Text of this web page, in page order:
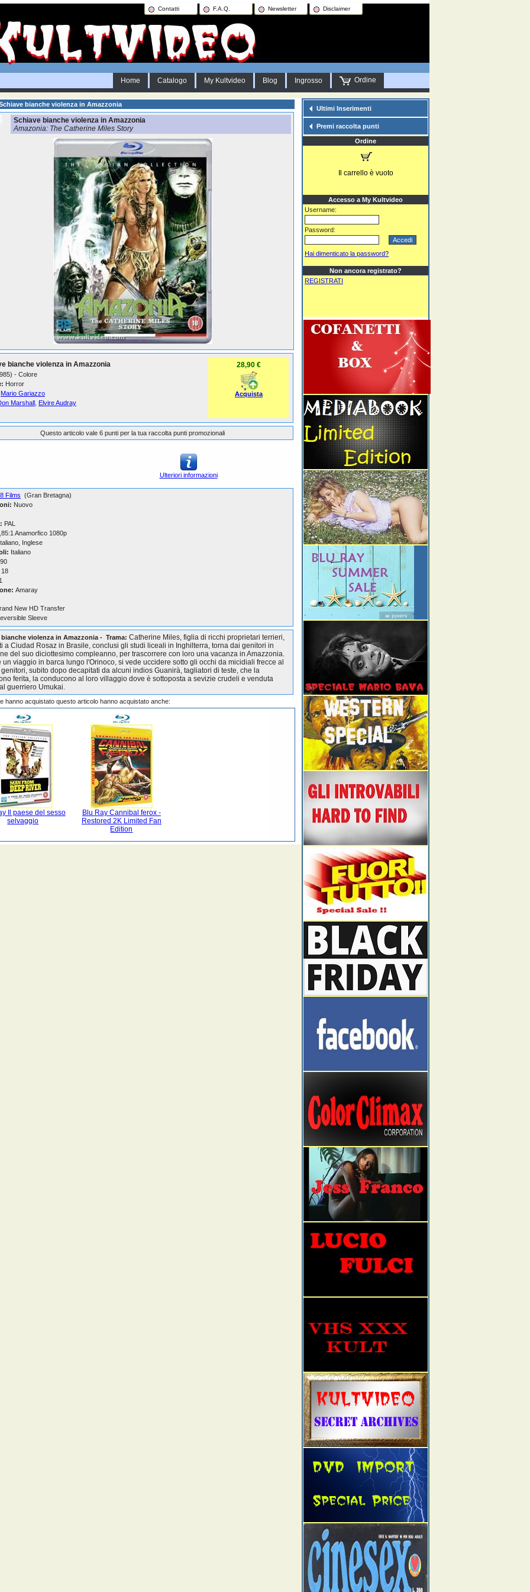
Contatti F.A.Q. Newsletter Disclaimer
Home Catalogo My Kultvideo Blog Ingrosso Ordine
bianche violenza in Amazzonia
Schiave bianche violenza in Amazzonia
Amazonia: The Catherine Miles Story
bianche violenza in Amazzonia
- Colore
Horror
Mario Gariazzo
Marshall Elvire Audray
28,90 €
Acquista
Questo articolo vale 6 punti per la tua raccolta punti promozionali
Ulteriori informazioni
Films (Gran Bretagna)
Nuovo
PAL
Anamorfico 1080p
Inglese
Italiano
90
18
1
Amaray
New HD Transfer
Sleeve
bianche violenza in Amazzonia - Trama: Catherine Miles, figlia di ricchi proprietari terrieri,
a Ciudad Rosaz in Brasile, conclusi gli studi liceali in Inghilterra, torna dai genitori in
del suo diciottesimo compleanno, per trascorrere con loro una vacanza in Amazzonia.
un viaggio in barca lungo l'Orinoco, si vede uccidere sotto gli occhi da micidiali frecce al
subito dopo decapitati da alcuni indios Guanirà, tagliatori di teste, che la
ferita, la conducono al loro villaggio dove è sottoposta a sevizie crudeli e venduta
guerriero Umukai.
hanno acquistato questo articolo hanno acquistato anche:
Il paese del sesso
selvaggio
Blu Ray Cannibal ferox -
Restored 2K Limited Fan
Edition
Ultimi Inserimenti
Premi raccolta punti
Ordine
Il carrello è vuoto
Accesso a My Kultvideo
Username:
Password:
Hai dimenticato la password?
Non ancora registrato?
REGISTRATI